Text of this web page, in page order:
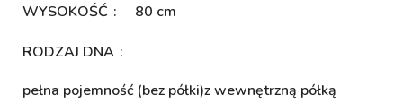
WYSOKOŚĆ 80 cm
RODZAJ DNA
pełna pojemność (bez półki)z wewnętrzną półką